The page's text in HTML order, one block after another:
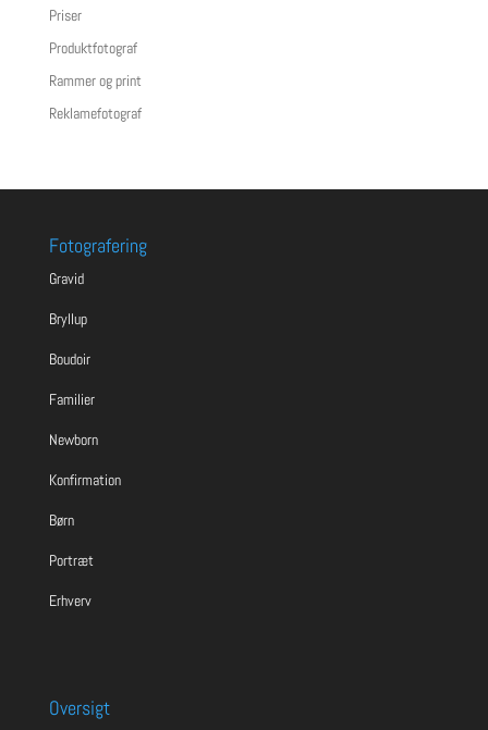
Priser
Produktfotograf
Rammer og print
Reklamefotograf
Fotografering
Gravid
Bryllup
Boudoir
Familier
Newborn
Konfirmation
Børn
Portræt
Erhverv
Oversigt